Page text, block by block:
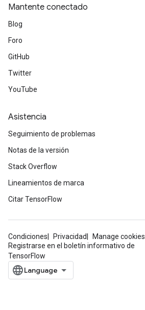
Mantente conectado
Blog
Foro
GitHub
Twitter
YouTube
Asistencia
Seguimiento de problemas
Notas de la versión
Stack Overflow
Lineamientos de marca
Citar TensorFlow
Condiciones Privacidad
Manage cookies
Registrarse en el boletín informativo de
TensorFlow